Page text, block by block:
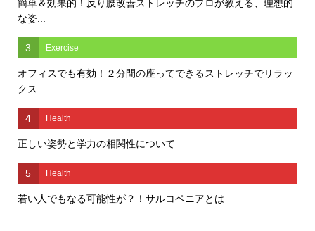
簡単＆効果的！反り腰改善ストレッチのプロが教える、理想的
な姿...
3 Exercise
オフィスでも有効！２分間の座ってできるストレッチでリラッ
クス...
4 Health
正しい姿勢と学力の相関性について
5 Health
若い人でもなる可能性が？！サルコペニアとは